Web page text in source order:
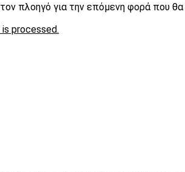
πλοηγό για την επόμενη φορά που
processed.